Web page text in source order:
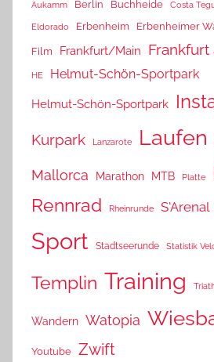
Aukamm Berlin Buchheide Costa
Eldorado Erbenheim Erbenheimer
Film Frankfurt/Main Frankfurt
HE Helmut-Schön-Sportpark
Helmut-Schön-Sportpark
Kurpark Lanzarote Laufen
Mallorca Marathon MTB Platte
Rennrad Rheinrunde S'Arenal
Sport Stadtseerunde Statistik
Templin Training
Wandern Watopia
Youtube Zwift